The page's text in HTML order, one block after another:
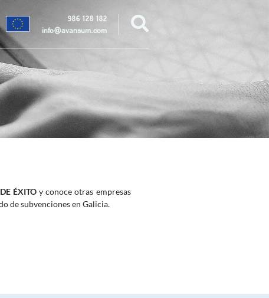
986 128 182
info@avansum.com
ÉXITOy conoce otras empresas
de subvenciones en Galicia.